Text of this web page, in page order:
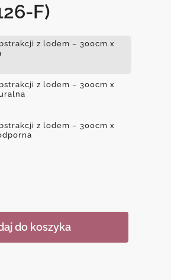
F)
z lodem – 300cm x
z lodem – 300cm x
z lodem – 300cm x
do koszyka